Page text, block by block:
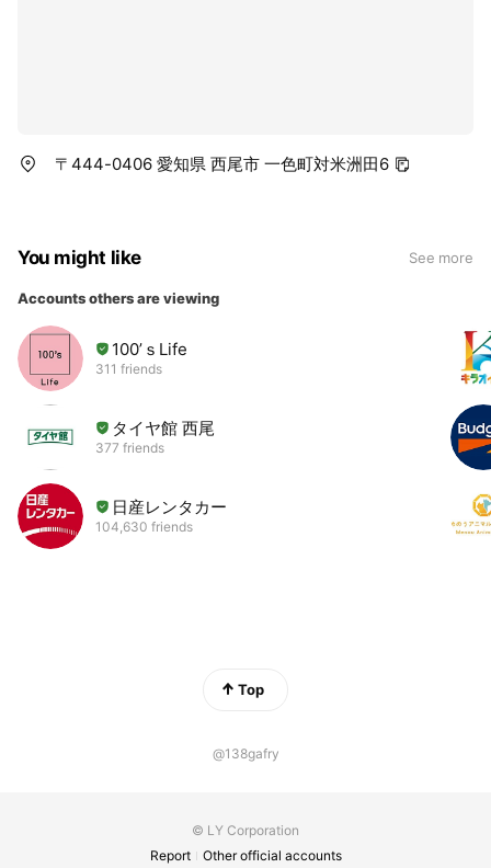
〒444-0406 愛知県 西尾市 一色町対米洲田6
You might like See more
Accounts others are viewing
100’ｓLife
311 friends
タイヤ館 西尾
377 friends
日産レンタカー
104,630 friends
Top
@138gafry
© LY Corporation
Report
Other official accounts